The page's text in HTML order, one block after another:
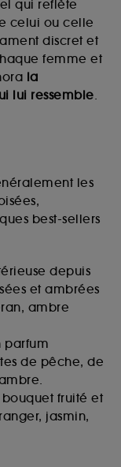
qui reflète
celui ou celle
discret et
femme et
la
lui ressemble.
les
best-sellers
depuis
et ambrées
ambre
parfum
de pêche, de
bouquet fruité et
jasmin,